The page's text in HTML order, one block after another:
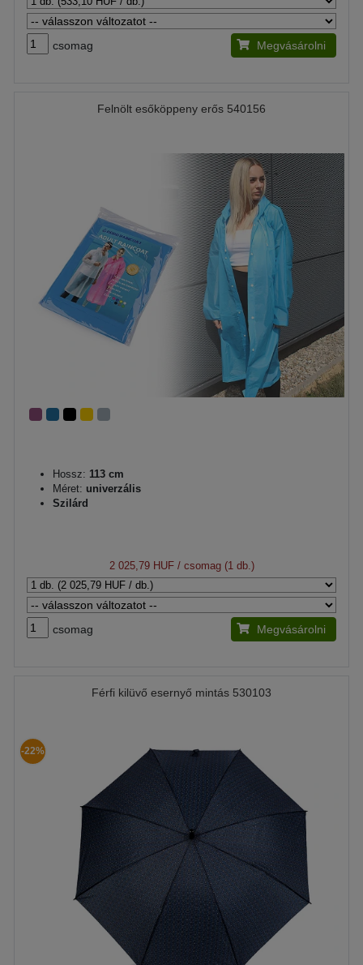
csomag Megvásárolni
Felnölt esőköppeny erős 540156
Hossz: 113 cm
Méret: univerzális
Szilárd
2 025,79 HUF/ csomag (1 db.)
csomag Megvásárolni
Férfi kilüvő esernyő mintás 530103
-22%